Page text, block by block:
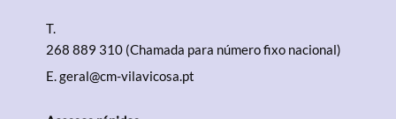
T.
268 889 310 (Chamada para número fixo nacional)
E.geral@cm-vilavicosa.pt